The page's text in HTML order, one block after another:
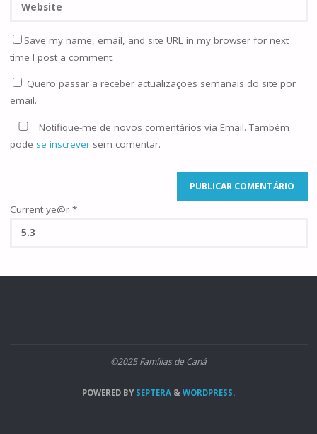
Save my name, email, and site URL in my browser for next
time I post a comment.
Quero passar a receber actualizações semanais do site por
email.
Notifique-me de novos comentários via Email. Também
pode se inscreversem comentar.
Current ye@r *
©2025 Famílias de Caná
POWERED BYSEPTERA & WORDPRESS.